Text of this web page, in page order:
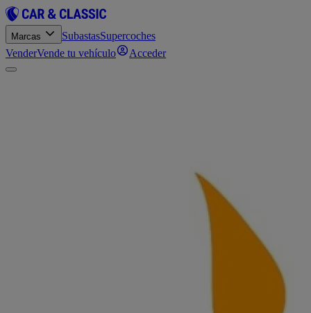
Marcas SubastasSupercoches
VenderVende tu vehículo Acceder